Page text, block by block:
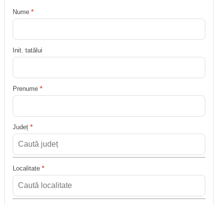
Nume *
Init. tatălui
Prenume *
Județ *
Localitate *